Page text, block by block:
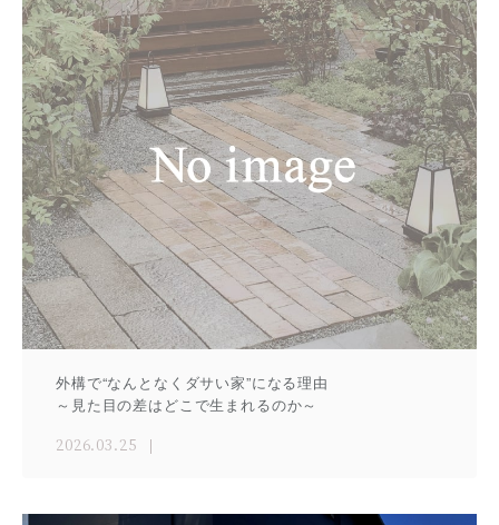
外構で“なんとなくダサい家”になる理由
～見た目の差はどこで生まれるのか～
2026.03.25